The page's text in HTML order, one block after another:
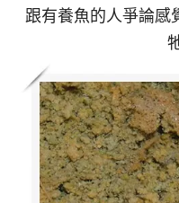
跟有養魚的人爭論感